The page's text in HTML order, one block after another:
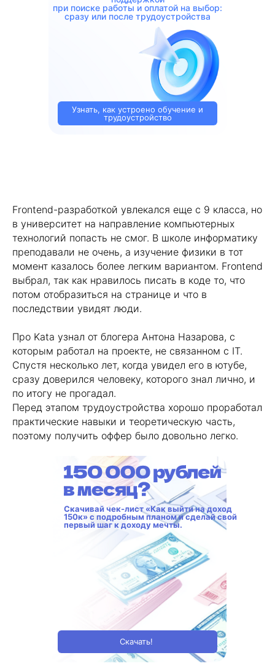
при поиске работы и оплатой на выбор:
сразу или после трудоустройства
Узнать, как устроено обучение и
трудоустройство
Frontend-разработкой увлекался еще с 9 класса, но
в университет на направление компьютерных
технологий попасть не смог. В школе информатику
преподавали не очень, а изучение физики в тот
момент казалось более легким вариантом. Frontend
выбрал, так как нравилось писать в коде то, что
потом отобразиться на странице и что в
последствии увидят люди.
Про Kata узнал от блогера Антона Назарова, с
которым работал на проекте, не связанном с IT.
Спустя несколько лет, когда увидел его в ютубе,
сразу доверился человеку, которого знал лично, и
по итогу не прогадал.
Перед этапом трудоустройства хорошо проработал
практические навыки и теоретическую часть,
поэтому получить оффер было довольно легко.
Скачивай чек-лист «Как выйти на доход
150к» с подробным планом и сделай свой
первый шаг к доходу мечты.
Скачать!